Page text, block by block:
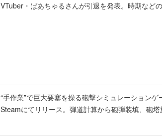
VTuber・ばあちゃるさんが引退を発表。時期など
“手作業”で巨大要塞を操る砲撃シミュレーション
Steamにてリリース。弾道計算から砲弾装填、砲